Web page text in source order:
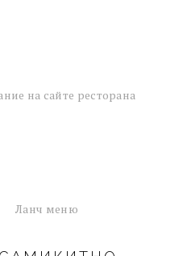
на сайте ресторана
Ланч меню